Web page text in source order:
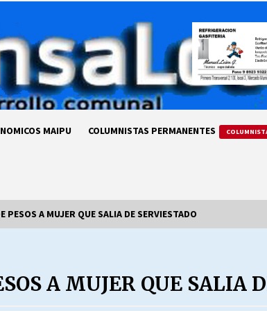
MAIPU COLUMNISTAS PERMANENTES
69 AÑOS DE HISTORIA
28/07/2026
PESOS A MUJER QUE SALIA DE SERVIESTADO
A MUJER QUE SALIA